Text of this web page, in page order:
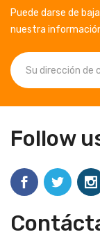
Puede darse de
nuestra
Follow